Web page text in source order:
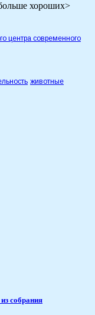
хороших>
центра современного
животные
собрания